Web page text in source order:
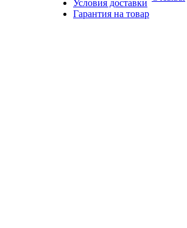
Условия доставки
Гарантия на товар